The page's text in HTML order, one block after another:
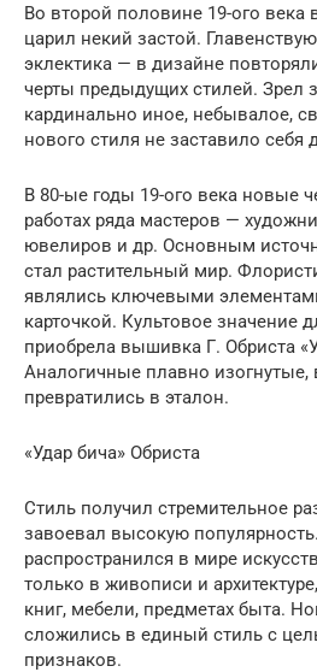
Во второй половине 19-ого века
царил некий застой.
эклектика — в дизайне
черты предыдущих стилей. Зрел
кардинально иное, небывалое,
нового стиля не заставило себя
В 80-ые годы 19-ого века новые
работах ряда мастеров —
ювелиров и др. Основным
стал растительный мир.
являлись ключевыми
карточкой. Культовое значение
приобрела вышивка Г. Обриста
Аналогичные плавно
превратились в эталон.
«Удар бича» Обриста
Стиль получил стремительное
завоевал высокую
распространился в мире
только в живописи и
книг, мебели, предметах быта.
сложились в единый стиль с
признаков.